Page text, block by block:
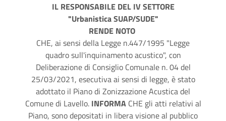
IL RESPONSABILE DEL IV SETTORE
"Urbanistica SUAP/SUDE"
RENDE NOTO
CHE, ai sensi della Legge n.447/1995 "Legge
quadro sull'inquinamento acustico", con
Deliberazione di Consiglio Comunale n. 04 del
25/03/2021, esecutiva ai sensi di legge, è stato
adottato il Piano di Zonizzazione Acustica del
Comune di Lavello. INFORMA CHE gli atti relativi al
Piano, sono depositati in libera visione al pubblico